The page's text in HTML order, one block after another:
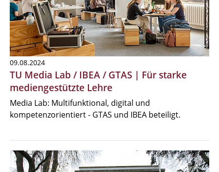
09.08.2024
TU Media Lab / IBEA / GTAS | Für starke
mediengestützte Lehre
Media Lab: Multifunktional, digital und
kompetenzorientiert - GTAS und IBEA beteiligt.